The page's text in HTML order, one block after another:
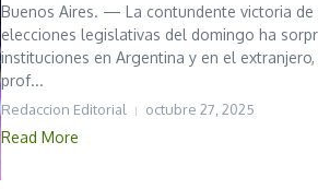
Buenos Aires. — La contundente victoria de
elecciones legislativas del domingo ha
instituciones en Argentina y en el
prof...
Redaccion Editorial octubre 27, 2025
Read More